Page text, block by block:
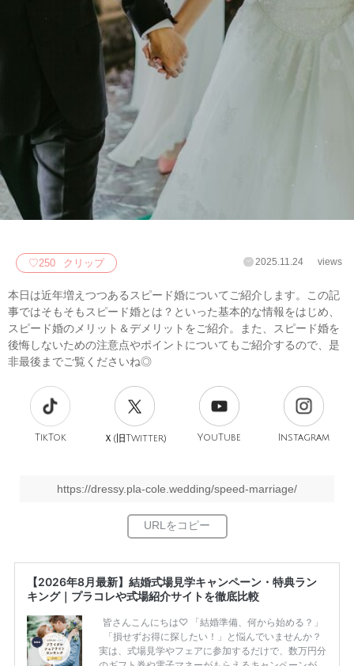
♡250 クリップ 2025.11.24 views
本日は近年増えつつあるスピード婚についてご紹介します。この記
事ではそもそもスピード婚とは？といった基本的な情報をはじめ、
スピード婚のメリット＆デメリットをご紹介。また、スピード婚を
後悔しないための注意点やポイントについてもご紹介するので、是
非最後までご覧くださいね◎
TikTok Ｘ(旧Twitter) YouTube Instagram
https://dressy.pla-cole.wedding/speed-marriage/
【2026年8月最新】結婚式場見学キャンペーン・特典ラン
キング｜プラコレや式場紹介サイトを徹底比較
皆さんこんにちは♡ 「結婚準備、何から始める？」
「損せずお得に探したい！」と悩んでいませんか？
実は、式場見学やフェアに参加するだけで、数万円分